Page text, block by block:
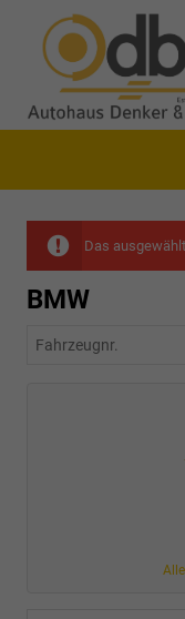
Das
BMW
Fahrzeugnr.